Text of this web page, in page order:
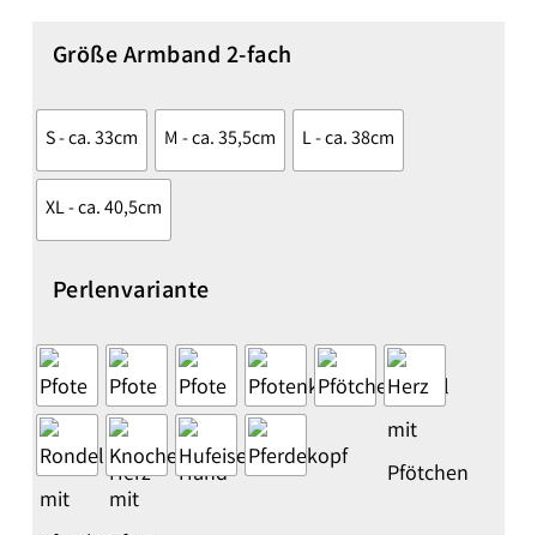
Größe Armband 2-fach
S - ca. 33cm M - ca. 35,5cm L - ca. 38cm
XL - ca. 40,5cm
Perlenvariante